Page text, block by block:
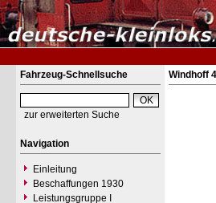
Fahrzeug-Schnellsuche
zur erweiterten Suche
Navigation
Einleitung
Beschaffungen 1930
Leistungsgruppe I
Windhoff